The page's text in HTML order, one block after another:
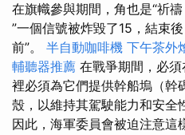
在旗幟參與期間，角也是“祈禱
”一個信號被炸毀了15，結束
前”。 半自動咖啡機 下午茶外
輔聽器推薦 在戰爭期間，必
裡必須為它們提供幹船塢（幹
殼，以維持其駕駛能力和安全
因此，海軍委員會被迫注意這